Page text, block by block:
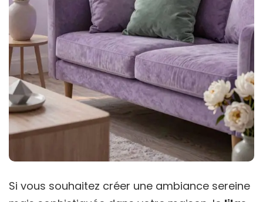
Si vous souhaitez créer une ambiance sereine